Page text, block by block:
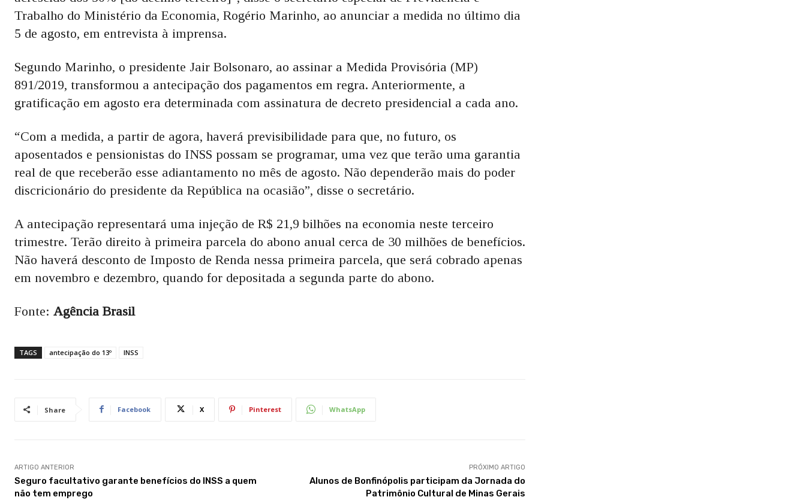
Trabalho do Ministério da Economia, Rogério Marinho, ao anunciar a medida no último dia
5 de agosto, em entrevista à imprensa.
Segundo Marinho, o presidente Jair Bolsonaro, ao assinar a Medida Provisória (MP)
891/2019, transformou a antecipação dos pagamentos em regra. Anteriormente, a
gratificação em agosto era determinada com assinatura de decreto presidencial a cada ano.
“Com a medida, a partir de agora, haverá previsibilidade para que, no futuro, os
aposentados e pensionistas do INSS possam se programar, uma vez que terão uma garantia
real de que receberão esse adiantamento no mês de agosto. Não dependerão mais do poder
discricionário do presidente da República na ocasião”, disse o secretário.
A antecipação representará uma injeção de R$ 21,9 bilhões na economia neste terceiro
trimestre. Terão direito à primeira parcela do abono anual cerca de 30 milhões de benefícios.
Não haverá desconto de Imposto de Renda nessa primeira parcela, que será cobrado apenas
em novembro e dezembro, quando for depositada a segunda parte do abono.
Fonte: Agência Brasil
TAGS antecipação do 13º INSS
Share Facebook X Pinterest WhatsApp
ARTIGO ANTERIOR
Seguro facultativo garante benefícios do INSS a quem
não tem emprego
PRÓXIMO ARTIGO
Alunos de Bonfinópolis participam da Jornada do
Patrimônio Cultural de Minas Gerais